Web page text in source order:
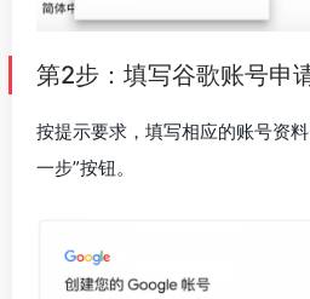
第2步：填写谷歌账号申
按提示要求，填写相应的账号资
一步”按钮。